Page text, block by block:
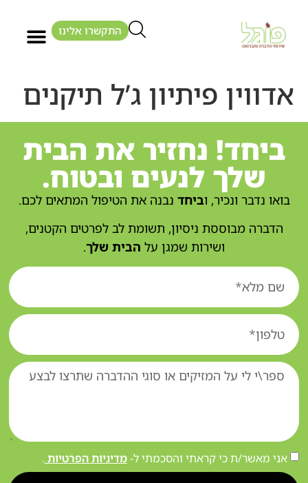
התקשרו אלינו
אדווין פיתיון ג’ל תיקנים
ביחד! נחזיר את הבית
שלך לנעים ובטוח.
בואו נדבר ונכיר, וביחד נבנה את הטיפול המתאים לכם.
הדברה מבוססת ניסיון, תשומת לב לפרטים הקטנים,
ושירות שמגן על הבית שלך.
אני מאשר/ת כי קראתי והסכמתי ל-מדיניות הפרטיות .